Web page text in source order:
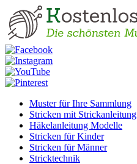
Muster für Ihre Sammlung
Stricken mit Strickanleitung
Häkelanleitung Modelle
Stricken für Kinder
Stricken für Männer
Stricktechnik